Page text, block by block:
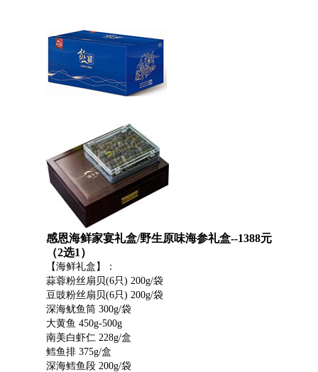
感恩海鲜家宴礼盒/野生原味海参礼盒--1388元
（2选1）
【海鲜礼盒】：
蒜蓉粉丝扇贝(6只) 200g/袋
豆豉粉丝扇贝(6只) 200g/袋
深海鱿鱼筒 300g/袋
大黄鱼 450g-500g
南美白虾仁 228g/盒
鳕鱼排 375g/盒
深海鳕鱼段 200g/袋